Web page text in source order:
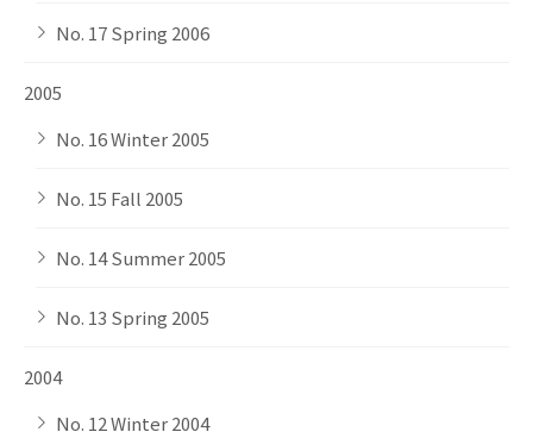
No. 17 Spring 2006
2005
No. 16 Winter 2005
No. 15 Fall 2005
No. 14 Summer 2005
No. 13 Spring 2005
2004
No. 12 Winter 2004